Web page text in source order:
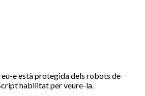
e està protegida dels robots de
habilitat per veure-la.